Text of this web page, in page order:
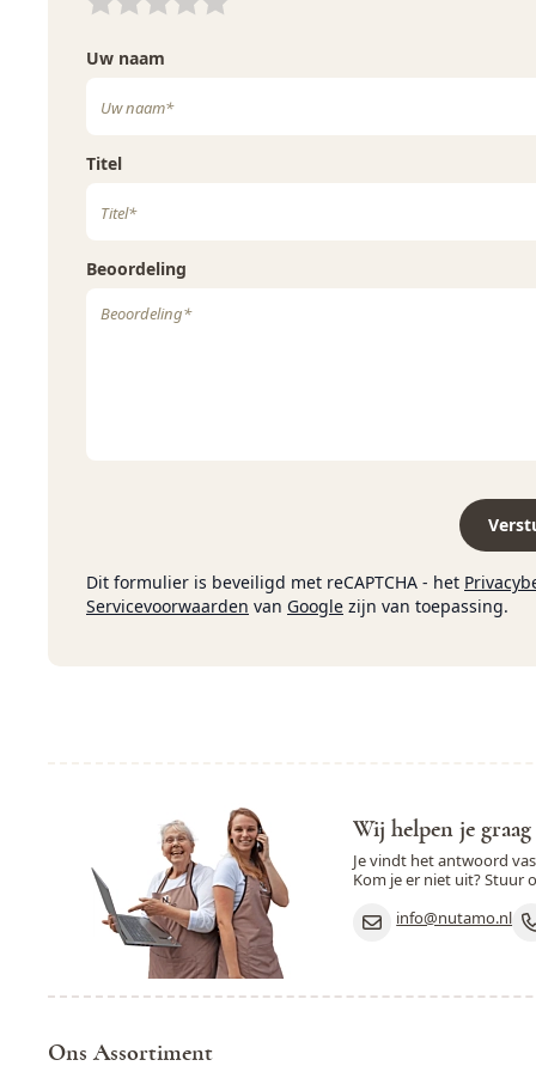
Varkensvlees
Uw naam
Titel
Beoordeling
Dit formulier is beveiligd met reCAPTCHA - het
Servicevoorwaarden van Google zijn van toepassing.
Wij helpen je graag
Je vindt het antwoord
Kom je er niet uit? Stuur
info@nutamo.nl
Ons Assortiment